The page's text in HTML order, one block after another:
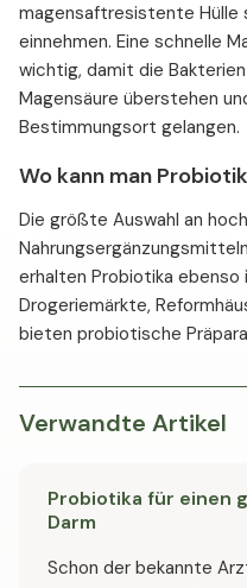
magensaftresistente Hülle
einnehmen. Eine schnelle
wichtig, damit die
Magensäure überstehen
Bestimmungsort gelangen.
Wo kann man
Die größte Auswahl an
erhalten Probiotika ebenso
Drogeriemärkte,
bieten probiotische
Verwandte Artikel
Probiotika für einen
Darm
Schon der bekannte